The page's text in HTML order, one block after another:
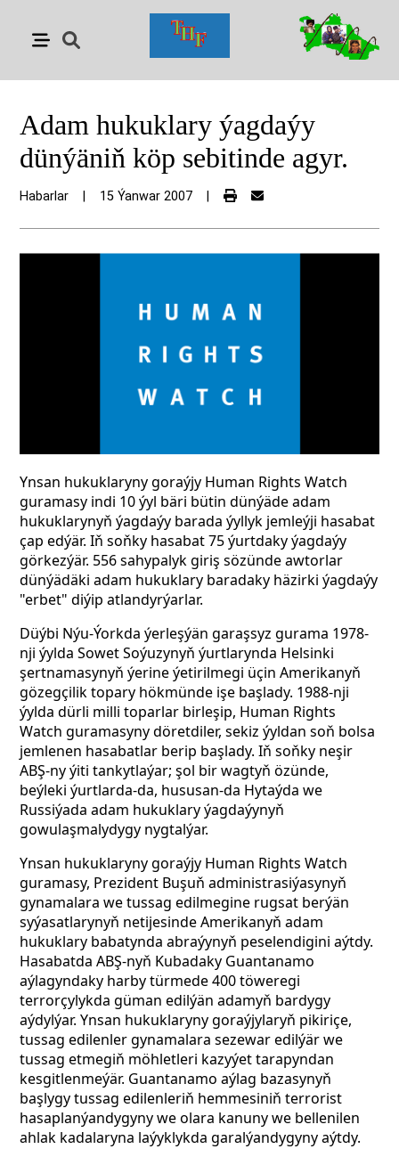
Adam hukuklary ýagdaýy
dünýäniň köp sebitinde agyr.
Habarlar 15 Ýanwar 2007
Ynsan hukuklaryny goraýjy Human Rights Watch
guramasy indi 10 ýyl bäri bütin dünýäde adam
hukuklarynyň ýagdaýy barada ýyllyk jemleýji hasabat
çap edýär. Iň soňky hasabat 75 ýurtdaky ýagdaýy
görkezýär. 556 sahypalyk giriş sözünde awtorlar
dünýädäki adam hukuklary baradaky häzirki ýagdaýy
"erbet" diýip atlandyrýarlar.
Düýbi Nýu-Ýorkda ýerleşýän garaşsyz gurama 1978-
nji ýylda Sowet Soýuzynyň ýurtlarynda Helsinki
şertnamasynyň ýerine ýetirilmegi üçin Amerikanyň
gözegçilik topary hökmünde işe başlady. 1988-nji
ýylda dürli milli toparlar birleşip, Human Rights
Watch guramasyny döretdiler, sekiz ýyldan soň bolsa
jemlenen hasabatlar berip başlady. Iň soňky neşir
ABŞ-ny ýiti tankytlaýar; şol bir wagtyň özünde,
beýleki ýurtlarda-da, hususan-da Hytaýda we
Russiýada adam hukuklary ýagdaýynyň
gowulaşmalydygy nygtalýar.
Ynsan hukuklaryny goraýjy Human Rights Watch
guramasy, Prezident Buşuň administrasiýasynyň
gynamalara we tussag edilmegine rugsat berýän
syýasatlarynyň netijesinde Amerikanyň adam
hukuklary babatynda abraýynyň peselendigini aýtdy.
Hasabatda ABŞ-nyň Kubadaky Guantanamo
aýlagyndaky harby türmede 400 töweregi
terrorçylykda güman edilýän adamyň bardygy
aýdylýar. Ynsan hukuklaryny goraýjylaryň pikiriçe,
tussag edilenler gynamalara sezewar edilýär we
tussag etmegiň möhletleri kazyýet tarapyndan
kesgitlenmeýär. Guantanamo aýlag bazasynyň
başlygy tussag edilenleriň hemmesiniň terrorist
hasaplanýandygyny we olara kanuny we bellenilen
ahlak kadalaryna laýyklykda garalýandygyny aýtdy.